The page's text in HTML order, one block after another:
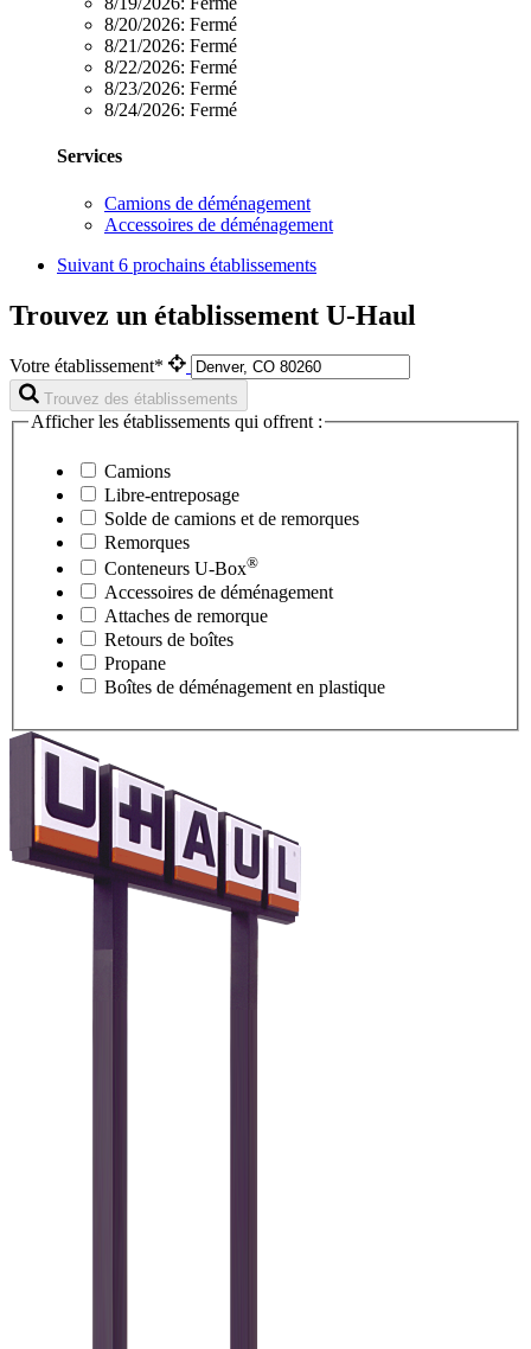
8/20/2026: Fermé
8/21/2026: Fermé
8/22/2026: Fermé
8/23/2026: Fermé
8/24/2026: Fermé
Services
Camions de déménagement
Accessoires de déménagement
Suivant 6 prochains établissements
Trouvez un établissement U-Haul
Votre établissement*
Trouvez des établissements
Afficher les établissements qui offrent :
Camions
Libre-entreposage
Solde de camions et de remorques
Remorques
Conteneurs U-Box®
Accessoires de déménagement
Attaches de remorque
Retours de boîtes
Propane
Boîtes de déménagement en plastique